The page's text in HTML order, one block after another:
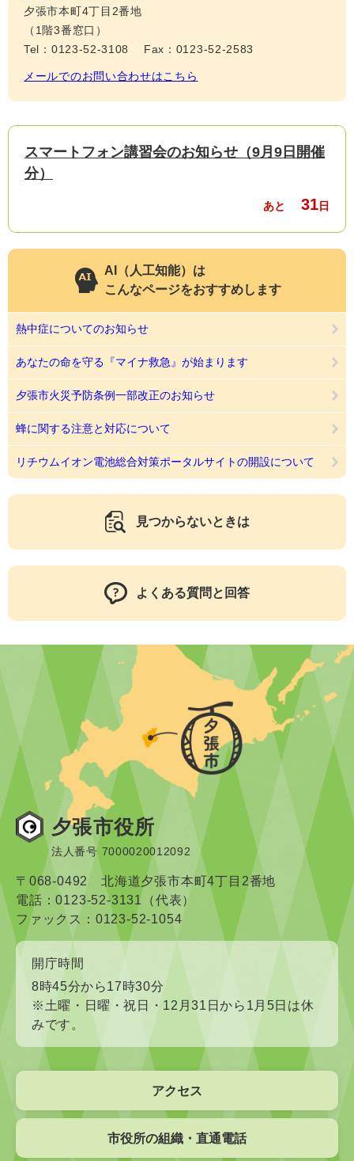
夕張市本町4丁目2番地
（1階3番窓口）
Tel：0123-52-3108
Fax：0123-52-2583
メールでのお問い合わせはこちら
スマートフォン講習会のお知らせ（9月9日開催
分）
あと 31日
AI（人工知能）は
こんなページをおすすめします
熱中症についてのお知らせ
あなたの命を守る『マイナ救急』が始まります
夕張市火災予防条例一部改正のお知らせ
蜂に関する注意と対応について
リチウムイオン電池総合対策ポータルサイトの開設について
見つからないときは
よくある質問と回答
夕張市役所
法人番号 7000020012092
〒068-0492 北海道夕張市本町4丁目2番地
電話：0123-52-3131（代表）
ファックス：0123-52-1054
開庁時間
8時45分から17時30分
※土曜・日曜・祝日・12月31日から1月5日は休
みです。
アクセス
市役所の組織・直通電話